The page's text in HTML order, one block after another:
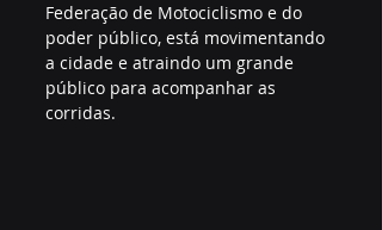
Federação de Motociclismo e do
poder público, está movimentando
a cidade e atraindo um grande
público para acompanhar as
corridas.